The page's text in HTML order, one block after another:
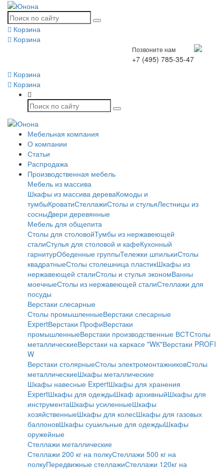
Корзина
Корзина
Позвоните нам
+7 (495) 785-35-47
Корзина
Корзина
Мебельная компания
О компании
Статьи
Распродажа
Производственная мебель
Мебель из массива
Шкафы из массива дереваКомоды и
тумбыКроватиСтеллажиСтолы и стульяЛестницы из
сосныДвери деревянные
Мебель для общепита
Столы для столовойТумбы из нержавеющей
сталиСтулья для столовой и кафеКухонный
гарнитурОбеденные группыТележки шпилькиСтолы
квадратныеСтолы столешница пластикШкафы из
нержавеющей сталиСтолы и стулья экономВанны
моечныеСтолы из нержавеющей сталиСтеллажи для
посуды
Верстаки слесарные
Столы промышленныеВерстаки слесарные
ExpertВерстаки ПрофиВерстаки
промышленныеВерстаки производственные ВСТСтолы
металлическиеВерстаки на каркасе "WК"Верстаки PROFI
W
Верстаки столярныеСтолы электромонтажниковСтолы
металлическиеШкафы металлические
Шкафы навесные ExpertШкафы для хранения
ExpertШкафы для одеждыШкаф архивныйШкафы для
инструментаШкафы усиленныеШкафы
хозяйственныеШкафы для колесШкафы для газовых
баллоновШкафы сушильные для одеждыШкафы
оружейные
Стеллажи металлические
Стеллажи 200 кг на полкуСтеллажи 500 кг на
полкуПередвижные стеллажиСтеллажи 120кг на